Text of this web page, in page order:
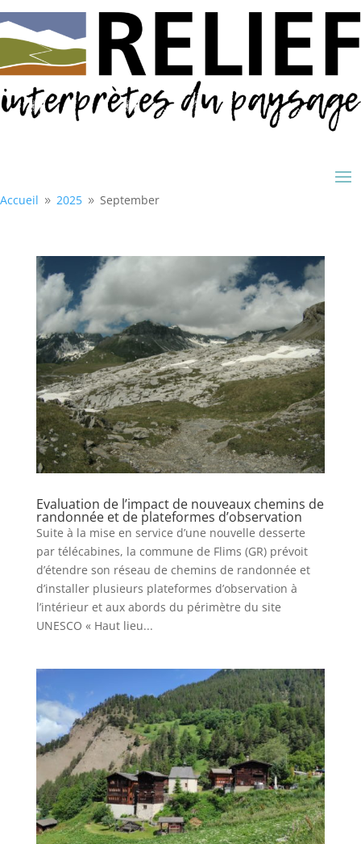
Accueil 9 2025 9 September
Evaluation de l’impact de nouveaux chemins de
randonnée et de plateformes d’observation
Suite à la mise en service d’une nouvelle desserte
par télécabines, la commune de Flims (GR) prévoit
d’étendre son réseau de chemins de randonnée et
d’installer plusieurs plateformes d’observation à
l’intérieur et aux abords du périmètre du site
UNESCO « Haut lieu...